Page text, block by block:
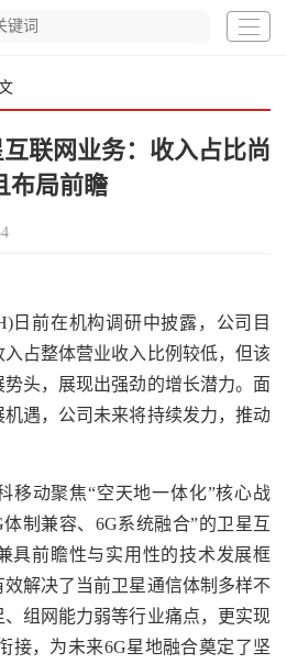
联网业务：收入占比尚
布局前瞻
前在机构调研中披露，公司目
占整体营业收入比例较低，但该
头，展现出强劲的增长潜力。面
遇，公司未来将持续发力，推动
动聚焦“空天地一体化”核心战
制兼容、6G系统融合”的卫星互
具前瞻性与实用性的技术发展框
解决了当前卫星通信体制多样不
组网能力弱等行业痛点，更实现
接，为未来6G星地融合奠定了坚